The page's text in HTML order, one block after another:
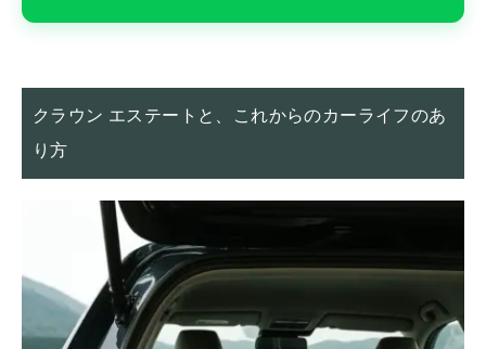
クラウン エステートと、これからのカーライフのあ
り方